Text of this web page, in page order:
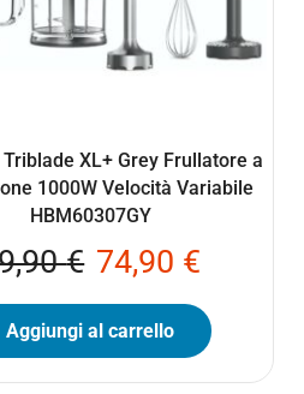
Triblade XL+ Grey Frullatore a
1000W Velocità Variabile
HBM60307GY
€ 74,90 €
Aggiungi al carrello